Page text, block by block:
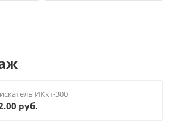
ИКкт-300
руб.